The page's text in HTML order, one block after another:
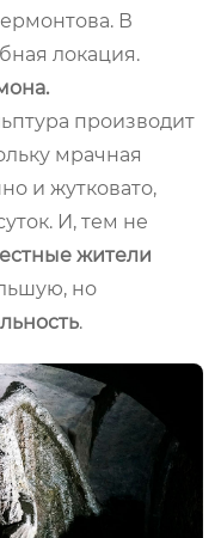
В
локация.
производит
мрачная
и жутковато,
И, тем не
жители
но
.